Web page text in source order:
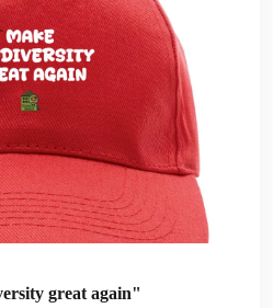
great again"